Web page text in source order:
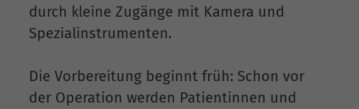
durch kleine Zugänge mit Kamera und
Spezialinstrumenten.
Die Vorbereitung beginnt früh: Schon vor
der Operation werden Patientinnen und